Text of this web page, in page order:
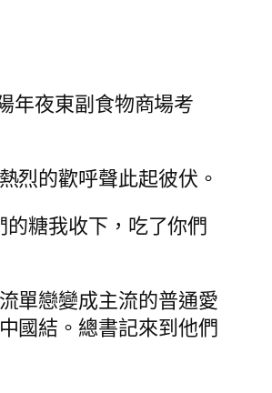
年夜東副食物商場考
烈的歡呼聲此起彼伏。
的糖我收下，吃了你們
單戀變成主流的普通愛
國結。總書記來到他們